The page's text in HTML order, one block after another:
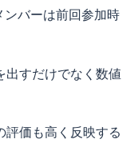
ンバーは前回参加時
出すだけでなく数値
評価も高く反映する